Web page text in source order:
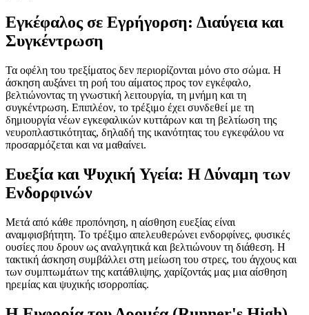
Εγκέφαλος σε Εγρήγορση: Διαύγεια και
Συγκέντρωση
Τα οφέλη του τρεξίματος δεν περιορίζονται μόνο στο σώμα. Η
άσκηση αυξάνει τη ροή του αίματος προς τον εγκέφαλο,
βελτιώνοντας τη γνωστική λειτουργία, τη μνήμη και τη
συγκέντρωση. Επιπλέον, το τρέξιμο έχει συνδεθεί με τη
δημιουργία νέων εγκεφαλικών κυττάρων και τη βελτίωση της
νευροπλαστικότητας, δηλαδή της ικανότητας του εγκεφάλου να
προσαρμόζεται και να μαθαίνει.
Ευεξία και Ψυχική Υγεία: Η Δύναμη των
Ενδορφινών
Μετά από κάθε προπόνηση, η αίσθηση ευεξίας είναι
αναμφισβήτητη. Το τρέξιμο απελευθερώνει ενδορφίνες, φυσικές
ουσίες που δρουν ως αναλγητικά και βελτιώνουν τη διάθεση. Η
τακτική άσκηση συμβάλλει στη μείωση του στρες, του άγχους και
των συμπτωμάτων της κατάθλιψης, χαρίζοντάς μας μια αίσθηση
ηρεμίας και ψυχικής ισορροπίας.